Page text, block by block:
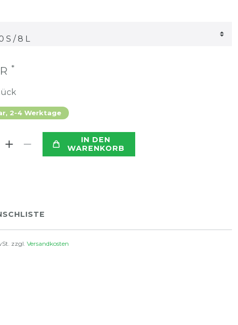
*
2-4 Werktage
IN DEN
WARENKORB
zzgl. Versandkosten